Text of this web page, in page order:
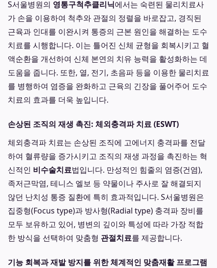
S서울병원의 영통구척추클리닉에서는 숙련된 물리치료사
가 손을 이용하여 척추와 관절의 정렬을 바로잡고, 경직된
근육과 인대를 이완시켜 통증의 근본 원인을 해결하는 도수
치료를 시행합니다. 이는 틀어진 신체 균형을 회복시키고 혈
액순환을 개선하여 신체 본연의 치유 능력을 활성화하는 데
도움을 줍니다. 또한, 열, 전기, 초음파 등을 이용한 물리치료
를 병행하여 염증을 완화하고 근육의 긴장을 풀어주어 도수
치료의 효과를 더욱 높입니다.
손상된 조직의 재생 촉진: 체외충격파 치료 (ESWT)
체외충격파 치료는 손상된 조직에 고에너지 충격파를 전달
하여 혈류량을 증가시키고 조직의 재생 과정을 촉진하는 혁
신적인 비수술치료법입니다. 만성적인 힘줄의 염증(건염),
족저근막염, 테니스 엘보 등 약물이나 주사로 잘 해결되지
않던 난치성 통증 질환에 특히 효과적입니다. S서울병원은
집중형(Focus type)과 방사형(Radial type) 충격파 장비를
모두 보유하고 있어, 병변의 깊이와 특성에 따라 가장 적합
한 방식을 선택하여 맞춤형 관절치료를 제공합니다.
기능 회복과 재발 방지를 위한 체계적인 맞춤재활 프로그램